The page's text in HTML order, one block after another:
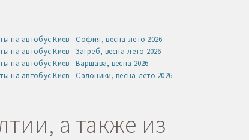
на автобус Киев - София, весна-лето 2026
на автобус Киев - Загреб, весна-лето 2026
на автобус Киев - Варшава, весна 2026
на автобус Киев - Салоники, весна-лето 2026
а также из